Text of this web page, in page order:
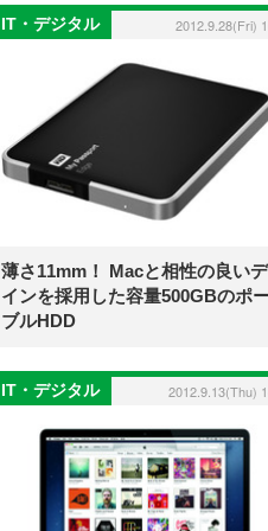
IT・デジタル 2012.9.28(Fri)
薄さ11mm！ Macと相性の良い
インを採用した容量500GBのポ
ブルHDD
IT・デジタル 2012.9.13(Thu)